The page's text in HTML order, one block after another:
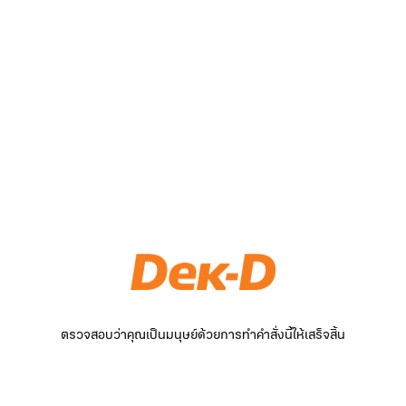
ตรวจสอบว่าคุณเป็นมนุษย์ด้วยการทำคำสั่งนี้ให้เสร็จสิ้น